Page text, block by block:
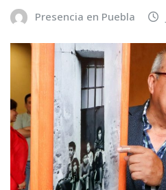
Presencia en Puebla